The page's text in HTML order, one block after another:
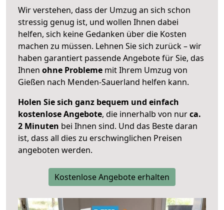
Wir verstehen, dass der Umzug an sich schon
stressig genug ist, und wollen Ihnen dabei
helfen, sich keine Gedanken über die Kosten
machen zu müssen. Lehnen Sie sich zurück – wir
haben garantiert passende Angebote für Sie, das
Ihnen ohne Probleme mit Ihrem Umzug von
Gießen nach Menden-Sauerland helfen kann.
Holen Sie sich ganz bequem und einfach
kostenlose Angebote, die innerhalb von nurca.
2 Minuten bei Ihnen sind. Und das Beste daran
ist, dass all dies zu erschwinglichen Preisen
angeboten werden.
Kostenlose Angebote erhalten